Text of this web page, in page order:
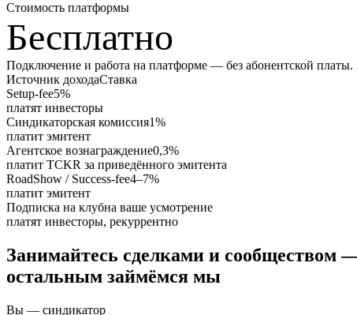
Стоимость платформы
Бесплатно
Подключение и работа на платформе — без абонентской платы.
Источник доходаСтавка
Setup-fee5%
платят инвесторы
Синдикаторская комиссия1%
платит эмитент
Агентское вознаграждение0,3%
платит TCKR за приведённого эмитента
RoadShow / Success-fee4–7%
платит эмитент
Подписка на клубна ваше усмотрение
платят инвесторы, рекуррентно
Занимайтесь сделками и сообществом
остальным займёмся мы
Вы — синдикатор